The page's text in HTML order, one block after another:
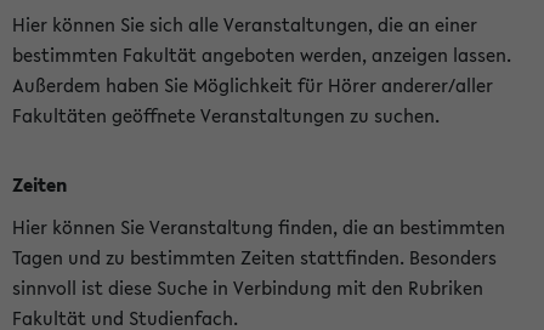
Hier können Sie sich alle Veranstaltungen, die an einer
bestimmten Fakultät angeboten werden, anzeigen lassen.
Außerdem haben Sie Möglichkeit für Hörer anderer/aller
Fakultäten geöffnete Veranstaltungen zu suchen.
Zeiten
Hier können Sie Veranstaltung finden, die an bestimmten
Tagen und zu bestimmten Zeiten stattfinden. Besonders
sinnvoll ist diese Suche in Verbindung mit den Rubriken
Fakultät und Studienfach.